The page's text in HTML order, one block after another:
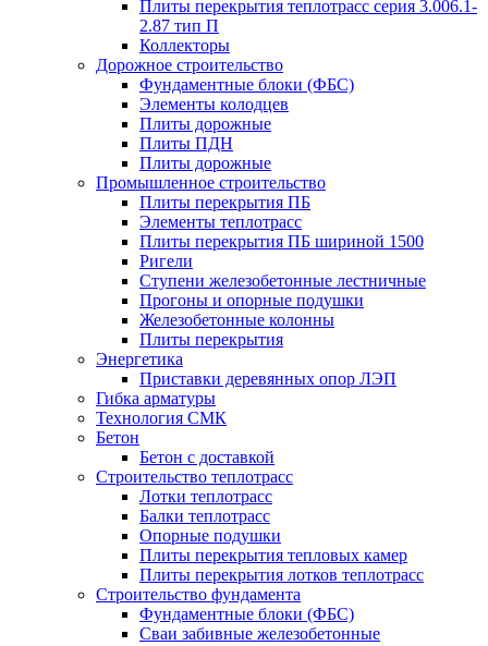
Плиты перекрытия теплотрасс серия 3.006.1-
2.87 тип П
Коллекторы
Дорожное строительство
Фундаментные блоки (ФБС)
Элементы колодцев
Плиты дорожные
Плиты ПДН
Плиты дорожные
Промышленное строительство
Плиты перекрытия ПБ
Элементы теплотрасс
Плиты перекрытия ПБ шириной 1500
Ригели
Ступени железобетонные лестничные
Прогоны и опорные подушки
Железобетонные колонны
Плиты перекрытия
Энергетика
Приставки деревянных опор ЛЭП
Гибка арматуры
Технология СМК
Бетон
Бетон с доставкой
Строительство теплотрасс
Лотки теплотрасс
Балки теплотрасс
Опорные подушки
Плиты перекрытия тепловых камер
Плиты перекрытия лотков теплотрасс
Строительство фундамента
Фундаментные блоки (ФБС)
Сваи забивные железобетонные